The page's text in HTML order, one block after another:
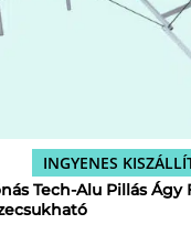
INGYENES
Tech-Alu Pillás Ágy